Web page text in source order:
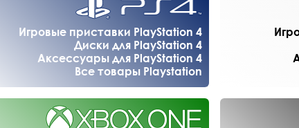
Игровые приставки PlayStation 4
Диски для PlayStation 4
Аксессуары для PlayStation 4
Все товары Playstation